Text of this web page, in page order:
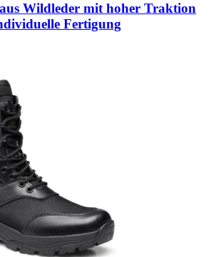
Wildleder mit hoher Traktion
Fertigung